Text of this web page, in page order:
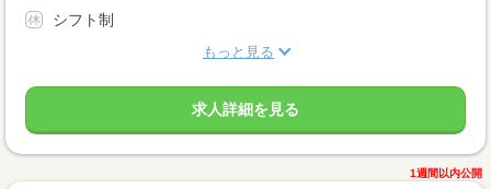
シフト制
もっと見る
求人詳細を見る
1週間以内公開